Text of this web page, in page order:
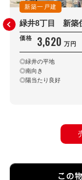
新築一戸建
緑井8丁目 新築
価格 3,620 万円
◎緑井の平地
◎南向き
◎陽当たり良好